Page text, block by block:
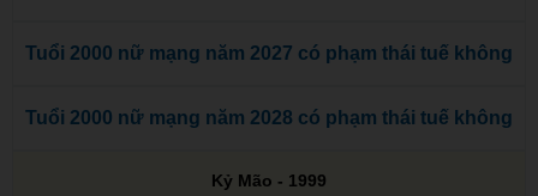
Tuổi 2000 nữ mạng năm 2027 có phạm thái tuế không
Tuổi 2000 nữ mạng năm 2028 có phạm thái tuế không
Kỷ Mão - 1999